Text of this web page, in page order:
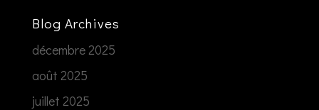
Blog Archives
décembre 2025
août 2025
juillet 2025